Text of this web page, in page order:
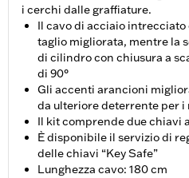
i cerchi dalle graffiature.
Il cavo di acciaio intrecciato
taglio migliorata, mentre la
di cilindro con chiusura a
di 90°
Gli accenti arancioni
da ulteriore deterrente per
Il kit comprende due chiavi
È disponibile il servizio di
delle chiavi “Key Safe”
Lunghezza cavo: 180 cm